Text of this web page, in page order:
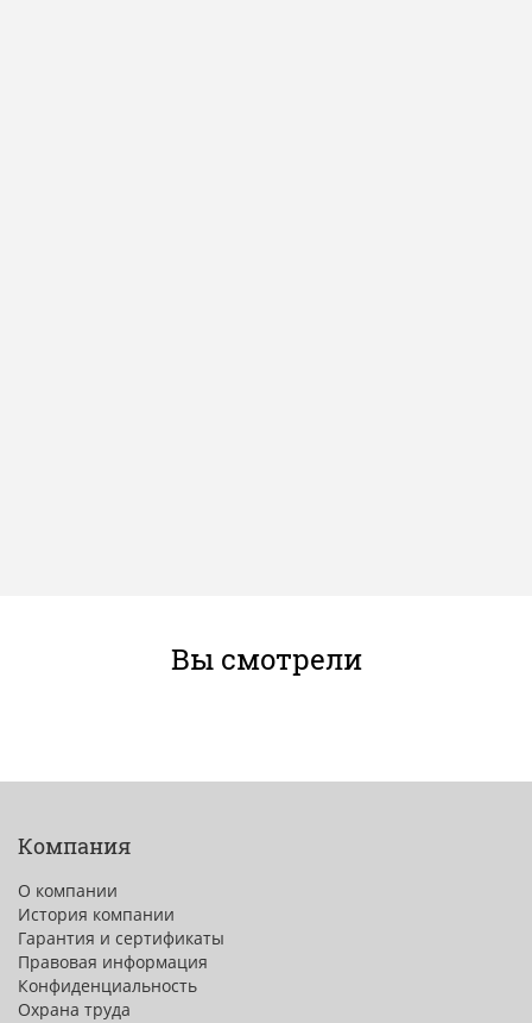
Вы смотрели
Компания
О компании
История компании
Гарантия и сертификаты
Правовая информация
Конфиденциальность
Охрана труда